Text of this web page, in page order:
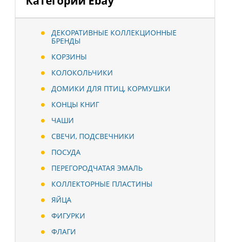
ДЕКОРАТИВНЫЕ КОЛЛЕКЦИОННЫЕ
БРЕНДЫ
КОРЗИНЫ
КОЛОКОЛЬЧИКИ
ДОМИКИ ДЛЯ ПТИЦ, КОРМУШКИ
КОНЦЫ КНИГ
ЧАШИ
СВЕЧИ, ПОДСВЕЧНИКИ
ПОСУДА
ПЕРЕГОРОДЧАТАЯ ЭМАЛЬ
КОЛЛЕКТОРНЫЕ ПЛАСТИНЫ
ЯЙЦА
ФИГУРКИ
ФЛАГИ